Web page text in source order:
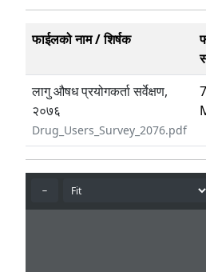
फाईलको नाम / शिर्षक
लागु औषध प्रयोगकर्ता सर्वेक्षण,
२०७६
Drug_Users_Survey_2076.pdf